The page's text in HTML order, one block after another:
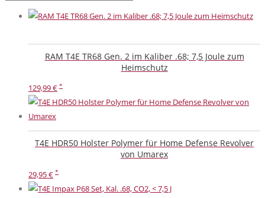
RAM T4E TR68 Gen. 2 im Kaliber .68; 7,5 Joule zum
Heimschutz
129,99€
T4E HDR50 Holster Polymer für Home Defense Revolver
von Umarex
29,95€